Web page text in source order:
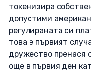
токенизира
допустими
регулираната си
това е първият
дружество пренася
още в първия ден